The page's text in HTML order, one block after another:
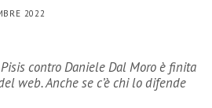
2022
contro Daniele Dal Moro è finita
web. Anche se c’è chi lo difende